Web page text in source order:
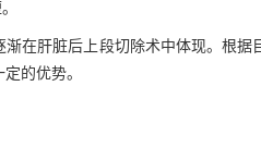
在肝脏后上段切除术中体现。根
的优势。